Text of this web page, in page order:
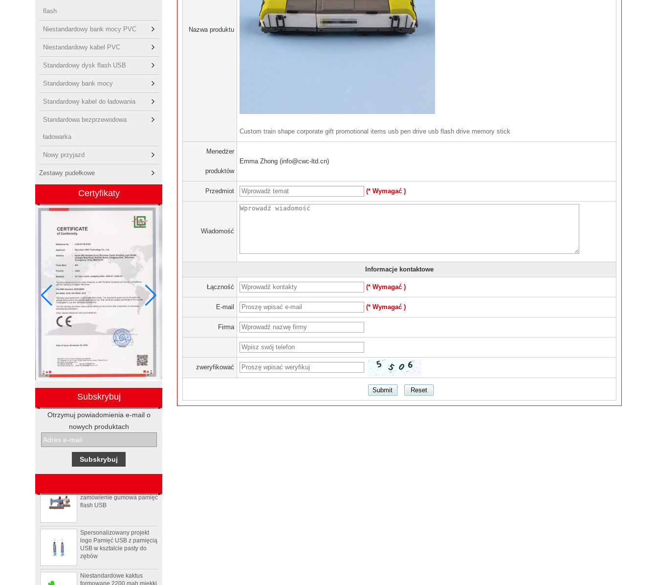
flash
Niestandardowy bank mocy PVC
Niestandardowy kabel PVC
Standardowy dysk flash USB
Standardowy bank mocy
Standardowy kabel do ładowania
Standardowa bezprzewodowa
ładowarka
Nowy przyjazd
Zestawy pudełkowe
Certyfikaty
Subskrybuj
Otrzymuj powiadomienia e-mail o
nowych produktach
Elektroniczne zestawy
promocyjne Pepsi
flash USB
logo Pamięć USB z pamięcią
USB w kształcie pasty do
zębów
formowane 2200 mah miękki
power bank pcv
Nazwa produktu
Custom train shape corporate gift promotional items usb pen drive usb flash drive memory stick
Menedżer
produktów
Emma Zhong (info@cwc-ltd.cn)
Przedmiot (* Wymagać )
Wiadomość
Informacje kontaktowe
Łączność (* Wymagać )
E-mail (* Wymagać )
Firma
zweryfikować